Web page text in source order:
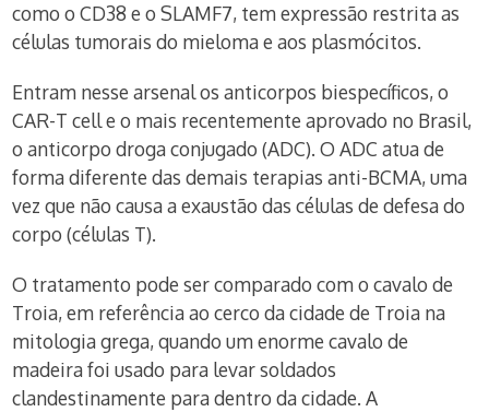
como o CD38 e o SLAMF7, tem expressão restrita as
células tumorais do mieloma e aos plasmócitos.
Entram nesse arsenal os anticorpos biespecíficos, o
CAR-T cell e o mais recentemente aprovado no Brasil,
o anticorpo droga conjugado (ADC). O ADC atua de
forma diferente das demais terapias anti-BCMA, uma
vez que não causa a exaustão das células de defesa do
corpo (células T).
O tratamento pode ser comparado com o cavalo de
Troia, em referência ao cerco da cidade de Troia na
mitologia grega, quando um enorme cavalo de
madeira foi usado para levar soldados
clandestinamente para dentro da cidade. A